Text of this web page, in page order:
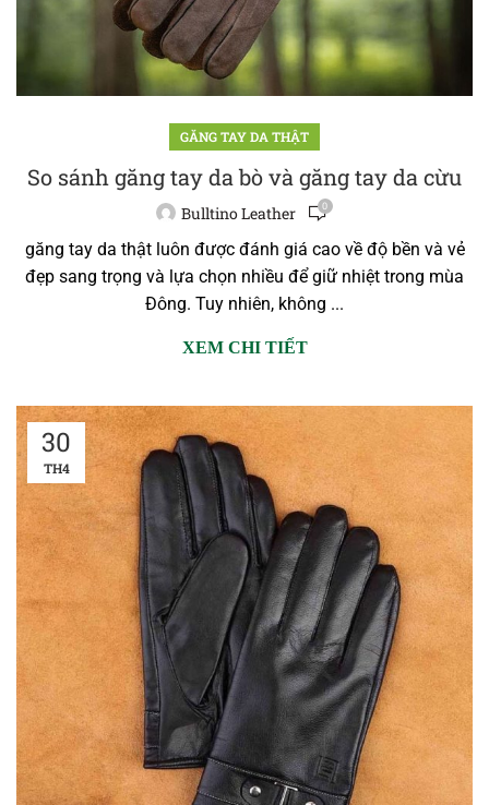
GĂNG TAY DA THẬT
So sánh găng tay da bò và găng tay da cừu
Bulltino Leather 0
găng tay da thật luôn được đánh giá cao về độ bền và vẻ
đẹp sang trọng và lựa chọn nhiều để giữ nhiệt trong mùa
Đông. Tuy nhiên, không ...
XEM CHI TIẾT
30
TH4